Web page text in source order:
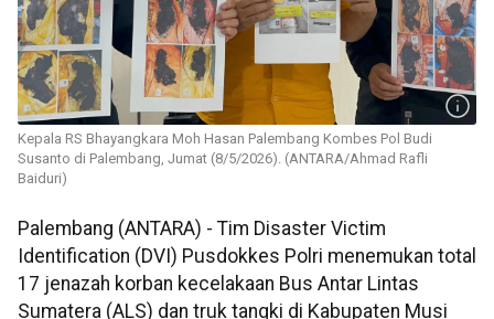
Kepala RS Bhayangkara Moh Hasan Palembang Kombes Pol Budi
Susanto di Palembang, Jumat (8/5/2026). (ANTARA/Ahmad Rafli
Baiduri)
Palembang (ANTARA) - Tim Disaster Victim
Identification (DVI) Pusdokkes Polri menemukan total
17 jenazah korban kecelakaan Bus Antar Lintas
Sumatera (ALS) dan truk tangki di Kabupaten Musi